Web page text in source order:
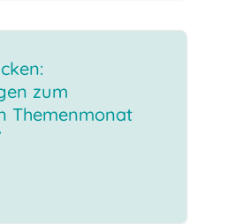
zum
Themenmonat